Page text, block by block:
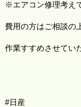
※エアコン修理考え
費用の方はご相談の
作業すすめさせてい
#日産